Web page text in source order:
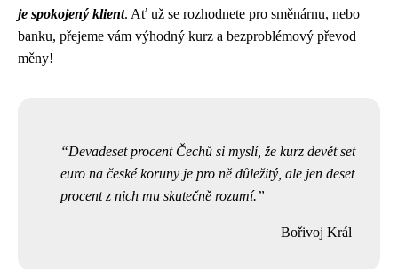
je spokojený klient. Ať už se rozhodnete pro směnárnu, nebo
banku, přejeme vám výhodný kurz a bezproblémový převod
měny!
Devadeset procent Čechů si myslí, že kurz devět set
euro na české koruny je pro ně důležitý, ale jen deset
procent z nich mu skutečně rozumí.
Bořivoj Král